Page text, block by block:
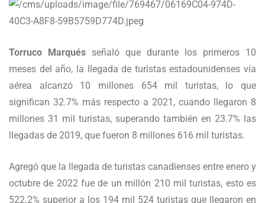
Torruco Marqués señaló que durante los primeros 10
meses del año, la llegada de turistas estadounidenses vía
aérea alcanzó 10 millones 654 mil turistas, lo que
significan 32.7% más respecto a 2021, cuando llegaron 8
millones 31 mil turistas, superando también en 23.7% las
llegadas de 2019, que fueron 8 millones 616 mil turistas.
Agregó que la llegada de turistas canadienses entre enero y
octubre de 2022 fue de un millón 210 mil turistas, esto es
522.2% superior a los 194 mil 524 turistas que llegaron en